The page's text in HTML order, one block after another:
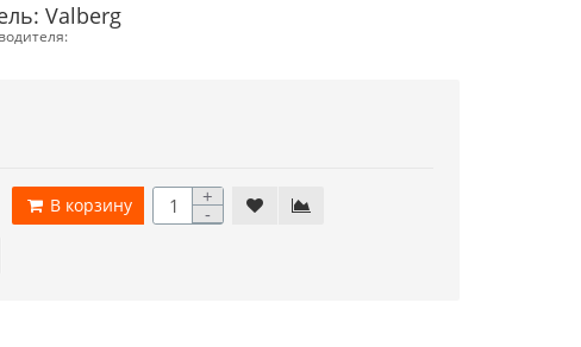
Valberg
В корзину +
-